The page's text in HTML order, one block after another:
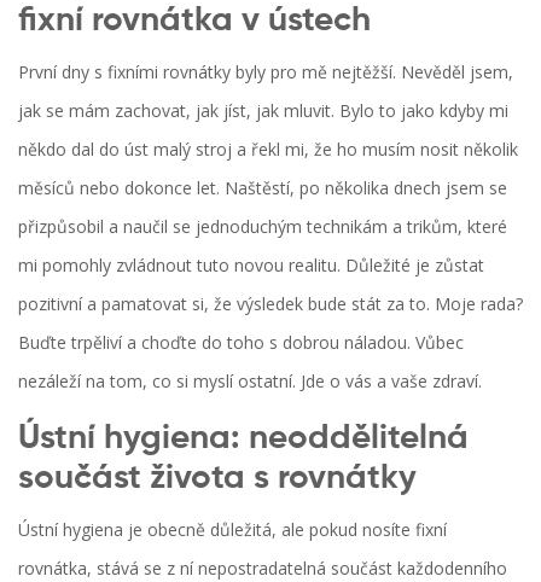
fixní rovnátka v ústech
První dny s fixními rovnátky byly pro mě nejtěžší. Nevěděl jsem,
jak se mám zachovat, jak jíst, jak mluvit. Bylo to jako kdyby mi
někdo dal do úst malý stroj a řekl mi, že ho musím nosit několik
měsíců nebo dokonce let. Naštěstí, po několika dnech jsem se
přizpůsobil a naučil se jednoduchým technikám a trikům, které
mi pomohly zvládnout tuto novou realitu. Důležité je zůstat
pozitivní a pamatovat si, že výsledek bude stát za to. Moje rada?
Buďte trpěliví a choďte do toho s dobrou náladou. Vůbec
nezáleží na tom, co si myslí ostatní. Jde o vás a vaše zdraví.
Ústní hygiena: neoddělitelná
součást života s rovnátky
Ústní hygiena je obecně důležitá, ale pokud nosíte fixní
rovnátka, stává se z ní nepostradatelná součást každodenního